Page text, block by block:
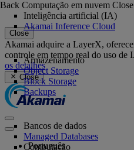
Close
Akamai adquire a LayerX,
controle em tempo real do uso de
os detalhes
Close
Português
Back Computação em nuvem Close
Inteligência artificial (IA)
Akamai Inference Cloud
Armazenamento
Object Storage
Block Storage
Backups
Bancos de dados
Managed Databases
Computação